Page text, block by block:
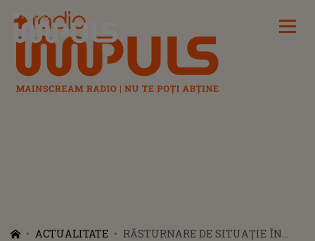
Radio Impuls
ACTUALITATE
RĂSTURNARE DE SITUAȚIE ÎN